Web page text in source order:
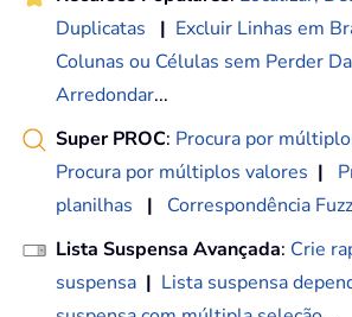
Duplicatas
| Excluir Linhas em
Colunas ou Células sem Perder
Arredondar...
Super PROC: Procura por
Procura por múltiplos valores |
planilhas
| Correspondência
Lista Suspensa Avançada: Crie
suspensa | Lista suspensa